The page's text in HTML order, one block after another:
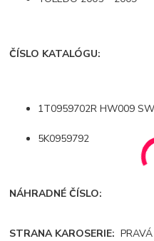
ČÍSLO KATALÓGU:
1T0959702R HW009
5K0959792
NÁHRADNÉ ČÍSLO:
STRANA KAROSERIE: